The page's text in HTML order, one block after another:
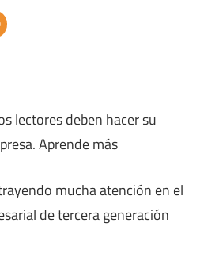
lectores deben hacer su
Aprende más
mucha atención en el
de tercera generación